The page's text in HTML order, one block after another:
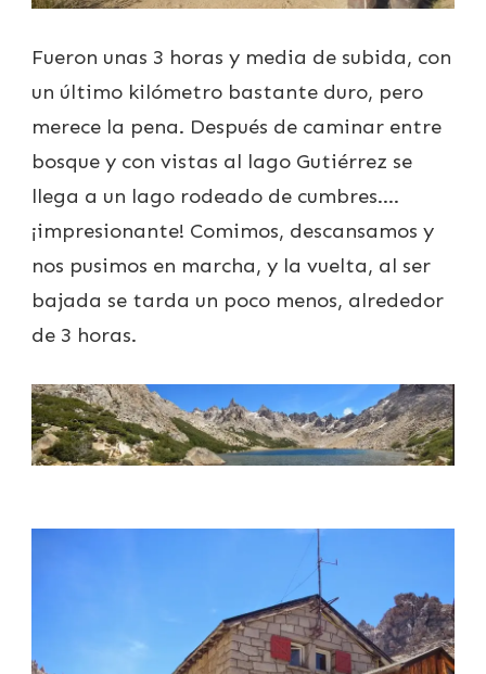
Fueron unas 3 horas y media de subida, con
un último kilómetro bastante duro, pero
merece la pena. Después de caminar entre
bosque y con vistas al lago Gutiérrez se
llega a un lago rodeado de cumbres….
¡impresionante! Comimos, descansamos y
nos pusimos en marcha, y la vuelta, al ser
bajada se tarda un poco menos, alrededor
de 3 horas.